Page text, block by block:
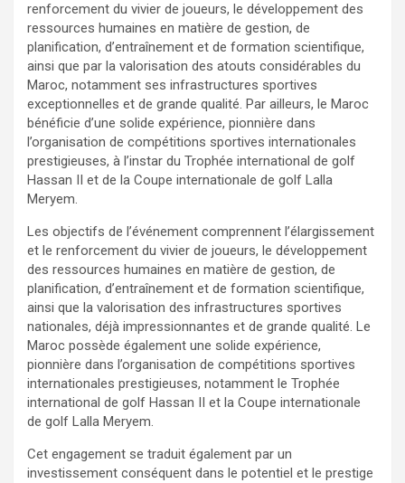
renforcement du vivier de joueurs, le développement des
ressources humaines en matière de gestion, de
planification, d’entraînement et de formation scientifique,
ainsi que par la valorisation des atouts considérables du
Maroc, notamment ses infrastructures sportives
exceptionnelles et de grande qualité. Par ailleurs, le Maroc
bénéficie d’une solide expérience, pionnière dans
l’organisation de compétitions sportives internationales
prestigieuses, à l’instar du Trophée international de golf
Hassan II et de la Coupe internationale de golf Lalla
Meryem.
Les objectifs de l’événement comprennent l’élargissement
et le renforcement du vivier de joueurs, le développement
des ressources humaines en matière de gestion, de
planification, d’entraînement et de formation scientifique,
ainsi que la valorisation des infrastructures sportives
nationales, déjà impressionnantes et de grande qualité. Le
Maroc possède également une solide expérience,
pionnière dans l’organisation de compétitions sportives
internationales prestigieuses, notamment le Trophée
international de golf Hassan II et la Coupe internationale
de golf Lalla Meryem.
Cet engagement se traduit également par un
investissement conséquent dans le potentiel et le prestige